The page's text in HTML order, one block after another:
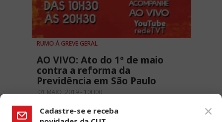
RUMO À GREVE GERAL
AO VIVO: Ato do 1º de maio
contra a reforma da
Previdência em São Paulo
01 MAIO, 2019 - 10H00
Cadastre-se e receba